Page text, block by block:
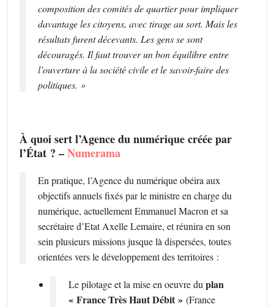
composition des comités de quartier pour impliquer
davantage les citoyens, avec tirage au sort. Mais les
résultats furent décevants. Les gens se sont
découragés. Il faut trouver un bon équilibre entre
l’ouverture à la société civile et le savoir-faire des
politiques. »
À quoi sert l’Agence du numérique créée par
l’État ? –Numerama
En pratique, l’Agence du numérique obéira aux
objectifs annuels fixés par le ministre en charge du
numérique, actuellement Emmanuel Macron et sa
secrétaire d’Etat Axelle Lemaire, et réunira en son
sein plusieurs missions jusque là dispersées, toutes
orientées vers le développement des territoires :
Le pilotage et la mise en oeuvre duplan
« France Très Haut Débit » (France